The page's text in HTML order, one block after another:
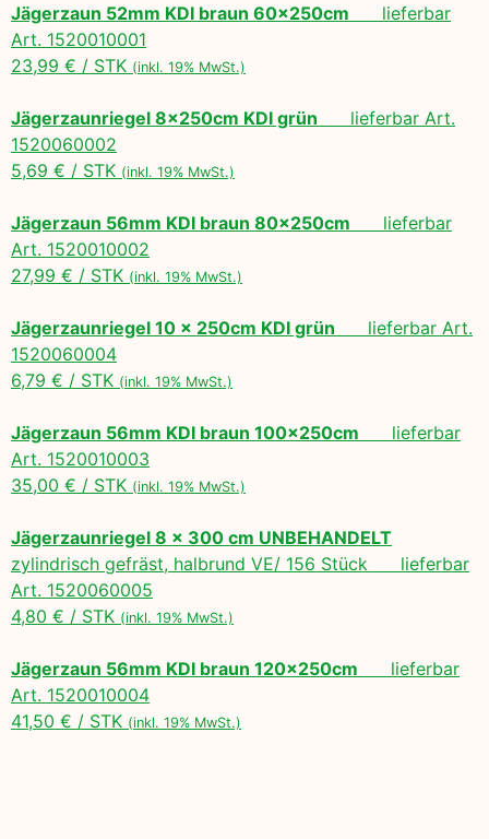
Jägerzaun 52mm KDI braun 60x250cm lieferbar
Art. 1520010001
23,99 € / STK (inkl. 19% MwSt.)
Jägerzaunriegel 8x250cm KDI grün lieferbar Art.
1520060002
5,69 € / STK (inkl. 19% MwSt.)
Jägerzaun 56mm KDI braun 80x250cm lieferbar
Art. 1520010002
27,99 € / STK (inkl. 19% MwSt.)
Jägerzaunriegel 10 x 250cm KDI grün lieferbar Art.
1520060004
6,79 € / STK (inkl. 19% MwSt.)
Jägerzaun 56mm KDI braun 100x250cm lieferbar
Art. 1520010003
35,00 € / STK (inkl. 19% MwSt.)
Jägerzaunriegel 8 x 300 cm UNBEHANDELT
zylindrisch gefräst, halbrund VE/ 156 Stück lieferbar
Art. 1520060005
4,80 € / STK (inkl. 19% MwSt.)
Jägerzaun 56mm KDI braun 120x250cm lieferbar
Art. 1520010004
41,50 € / STK (inkl. 19% MwSt.)